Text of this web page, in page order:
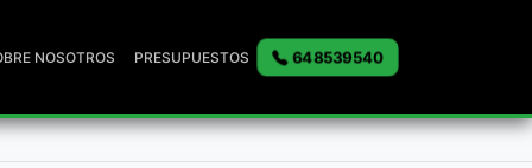
NOSOTROS PRESUPUESTOS 648539540